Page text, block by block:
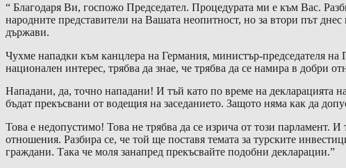
“ Благодаря Ви, госпожо Председател. Процедурата ми е към Вас.
народните представители на Вашата неопитност, но за втори път
държави.
Чухме нападки към канцлера на Германия, министър-председателя
национален интерес, трябва да знае, че трябва да се намира в добри
Нападани, да, точно нападани! И тъй като по време на декларацията
бъдат прекъсвани от водещия на заседанието. Защото няма как да
Това е недопустимо! Това не трябва да се изрича от този парламент.
отношения. Разбира се, че той ще поставя темата за турските
граждани. Така че моля занапред прекъсвайте подобни декларации.”